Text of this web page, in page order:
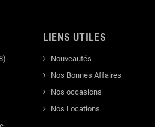
LIENS UTILES
Nouveautés
Nos Bonnes Affaires
Nos occasions
Nos Locations